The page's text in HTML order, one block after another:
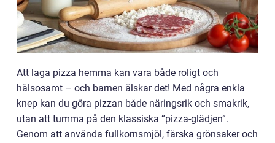
Att laga pizza hemma kan vara både roligt och
hälsosamt – och barnen älskar det! Med några enkla
knep kan du göra pizzan både näringsrik och smakrik,
utan att tumma på den klassiska “pizza-glädjen”.
Genom att använda fullkornsmjöl, färska grönsaker och